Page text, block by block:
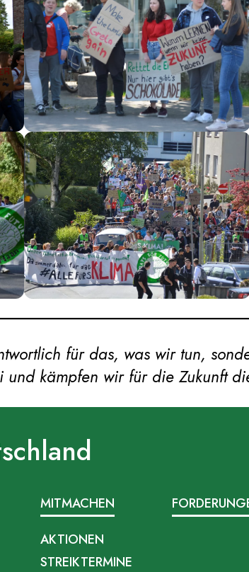
für das, was wir tun,
kämpfen wir für die Zukunft
MITMACHEN
AKTIONEN
STREIKTERMINE